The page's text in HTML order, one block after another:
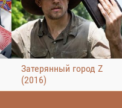
Затерянный город Z
(2016)